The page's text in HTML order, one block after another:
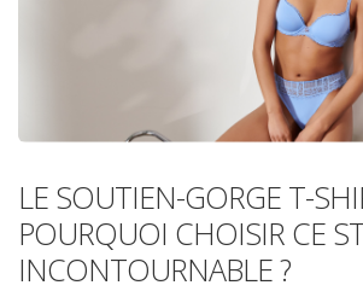
LE SOUTIEN-GORGE T-
POURQUOI CHOISIR CE
INCONTOURNABLE ?